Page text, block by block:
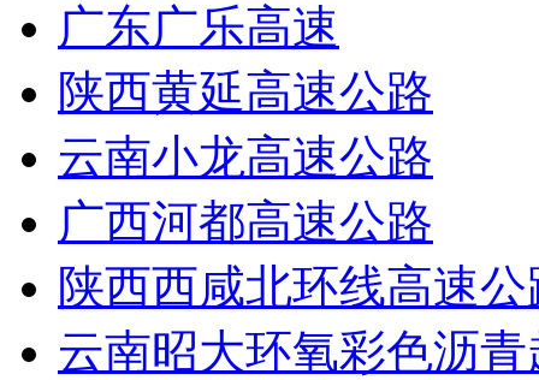
广东广乐高速
陕西黄延高速公路
云南小龙高速公路
广西河都高速公路
陕西西咸北环线高速公
云南昭大环氧彩色沥